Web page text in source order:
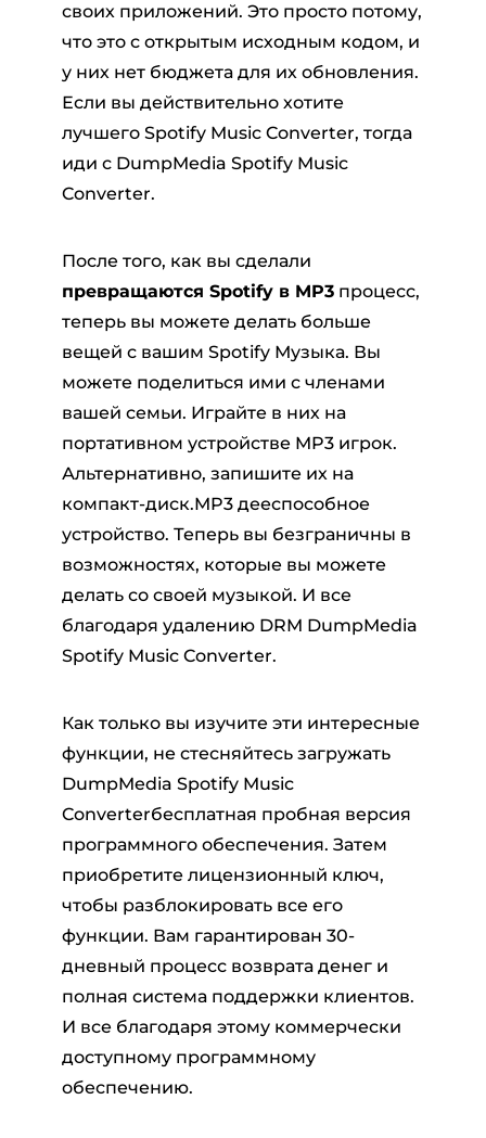
своих приложений. Это просто потому,
что это с открытым исходным кодом, и
у них нет бюджета для их обновления.
Если вы действительно хотите
лучшего Spotify Music Converter, тогда
иди с DumpMedia Spotify Music
Converter.
После того, как вы сделали
превращаются Spotify в MP3процесс,
теперь вы можете делать больше
вещей с вашим Spotify Музыка. Вы
можете поделиться ими с членами
вашей семьи. Играйте в них на
портативном устройстве MP3 игрок.
Альтернативно, запишите их на
компакт-диск.MP3 дееспособное
устройство. Теперь вы безграничны в
возможностях, которые вы можете
делать со своей музыкой. И все
благодаря удалению DRM DumpMedia
Spotify Music Converter.
Как только вы изучите эти интересные
функции, не стесняйтесь загружать
DumpMedia Spotify Music
Converterбесплатная пробная версия
программного обеспечения. Затем
приобретите лицензионный ключ,
чтобы разблокировать все его
функции. Вам гарантирован 30-
дневный процесс возврата денег и
полная система поддержки клиентов.
И все благодаря этому коммерчески
доступному программному
обеспечению.